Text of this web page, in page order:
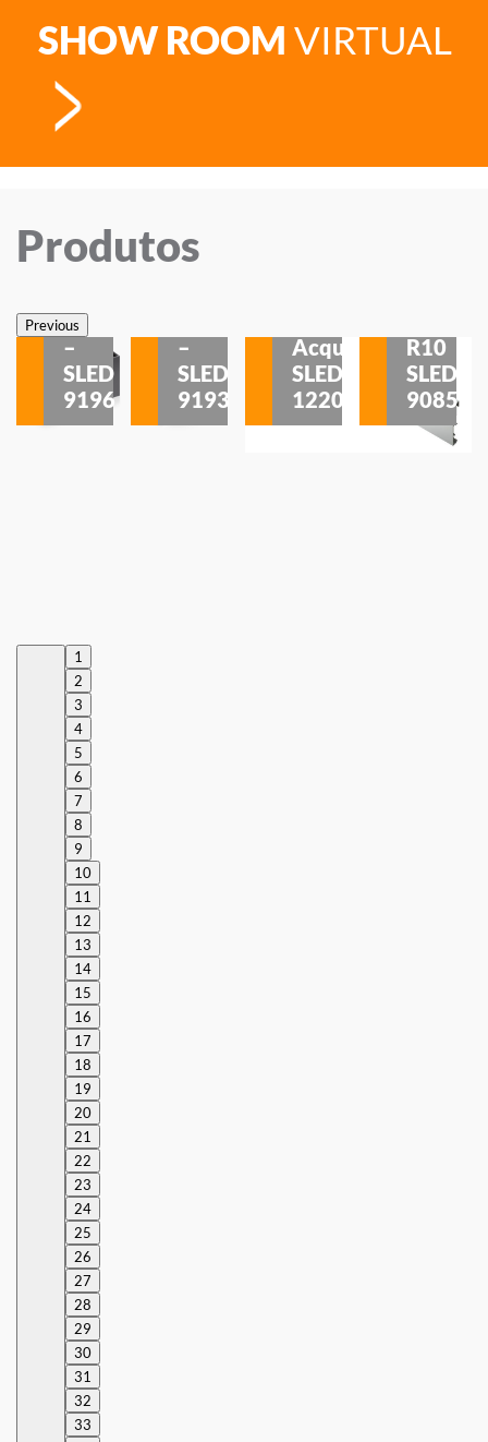
SHOW ROOM VIRTUAL
Produtos
PreviousSobrepor
–
SLED
9196
–
SLED
9193
Acqua
SLED
1220
R10
SLED
9085
1
2
3
4
5
6
7
8
9
10
11
12
13
14
15
16
17
18
19
20
21
22
23
24
25
26
27
28
29
30
31
32
33